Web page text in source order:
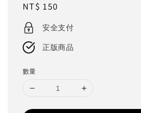
Regular
price
NT$ 150
安全支付
正版商品
數量